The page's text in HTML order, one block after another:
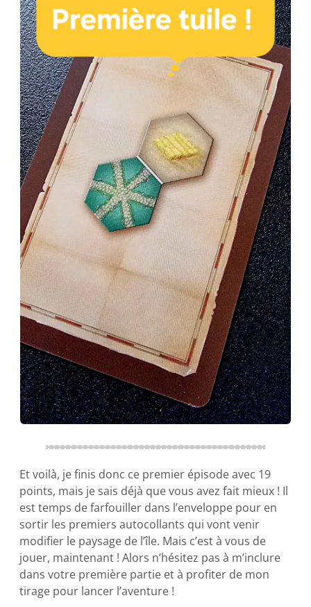
Et voilà, je finis donc ce premier épisode avec 19
points, mais je sais déjà que vous avez fait mieux ! Il
est temps de farfouiller dans l’enveloppe pour en
sortir les premiers autocollants qui vont venir
modifier le paysage de l’île. Mais c’est à vous de
jouer, maintenant ! Alors n’hésitez pas à m’inclure
dans votre première partie et à profiter de mon
tirage pour lancer l’aventure !